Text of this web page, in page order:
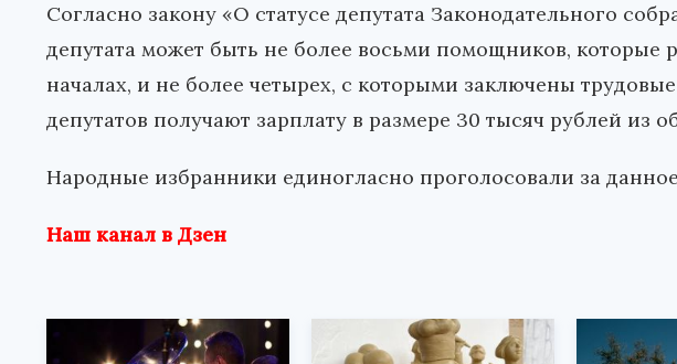
Согласно закону «О статусе депутата Законодательного
депутата может быть не более восьми помощников, которые
началах, и не более четырех, с которыми заключены
депутатов получают зарплату в размере 30 тысяч рублей из
Народные избранники единогласно проголосовали за
Наш канал в Дзен